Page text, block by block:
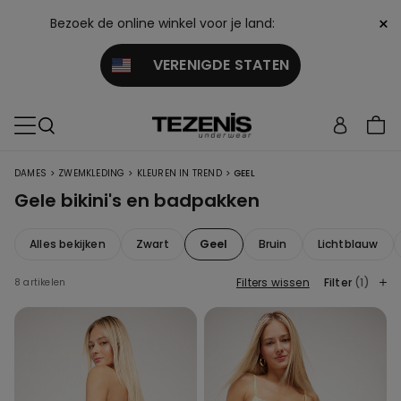
Bezoek de online winkel voor je land:
VERENIGDE STATEN
×
DAMES > ZWEMKLEDING > KLEUREN IN TREND > GEEL
Gele bikini's en badpakken
Alles bekijken Zwart Geel Bruin Lichtblauw
8 artikelen Filters wissen Filter (1)